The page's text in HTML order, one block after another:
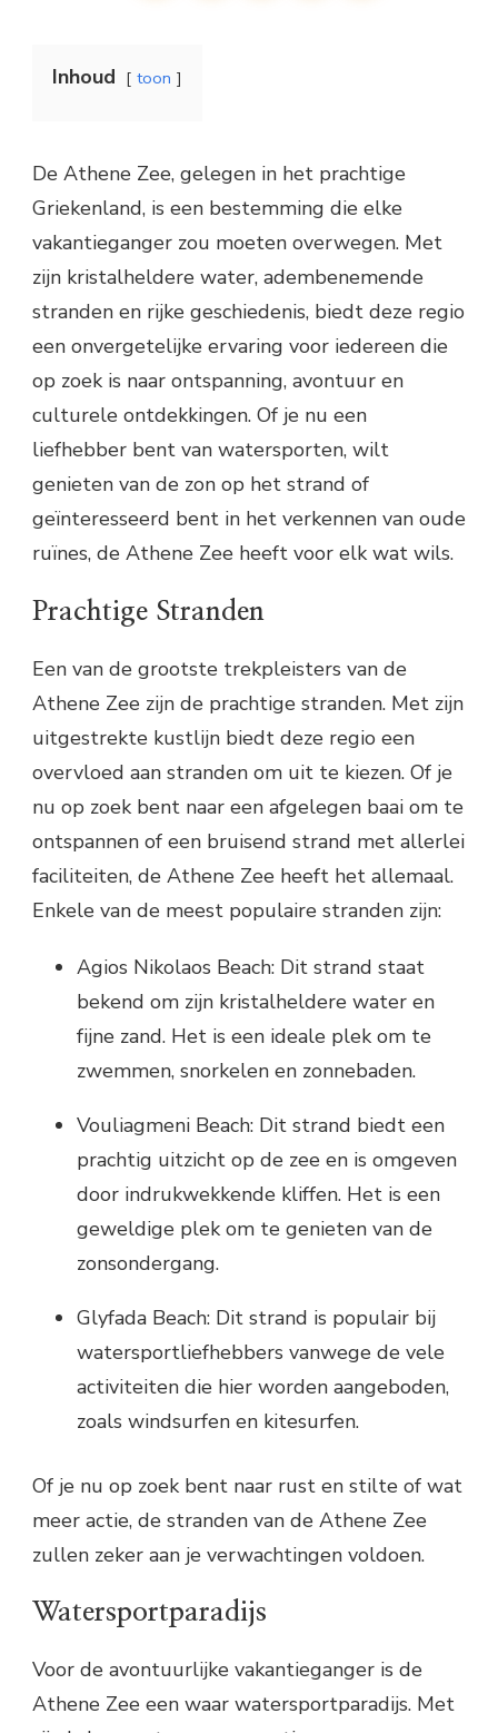
Inhoud toon
De Athene Zee, gelegen in het prachtige
Griekenland, is een bestemming die elke
vakantieganger zou moeten overwegen. Met
zijn kristalheldere water, adembenemende
stranden en rijke geschiedenis, biedt deze regio
een onvergetelijke ervaring voor iedereen die
op zoek is naar ontspanning, avontuur en
culturele ontdekkingen. Of je nu een
liefhebber bent van watersporten, wilt
genieten van de zon op het strand of
geïnteresseerd bent in het verkennen van oude
ruïnes, de Athene Zee heeft voor elk wat wils.
Prachtige Stranden
Een van de grootste trekpleisters van de
Athene Zee zijn de prachtige stranden. Met zijn
uitgestrekte kustlijn biedt deze regio een
overvloed aan stranden om uit te kiezen. Of je
nu op zoek bent naar een afgelegen baai om te
ontspannen of een bruisend strand met allerlei
faciliteiten, de Athene Zee heeft het allemaal.
Enkele van de meest populaire stranden zijn:
Agios Nikolaos Beach: Dit strand staat
bekend om zijn kristalheldere water en
fijne zand. Het is een ideale plek om te
zwemmen, snorkelen en zonnebaden.
Vouliagmeni Beach: Dit strand biedt een
prachtig uitzicht op de zee en is omgeven
door indrukwekkende kliffen. Het is een
geweldige plek om te genieten van de
zonsondergang.
Glyfada Beach: Dit strand is populair bij
watersportliefhebbers vanwege de vele
activiteiten die hier worden aangeboden,
zoals windsurfen en kitesurfen.
Of je nu op zoek bent naar rust en stilte of wat
meer actie, de stranden van de Athene Zee
zullen zeker aan je verwachtingen voldoen.
Watersportparadijs
Voor de avontuurlijke vakantieganger is de
Athene Zee een waar watersportparadijs. Met